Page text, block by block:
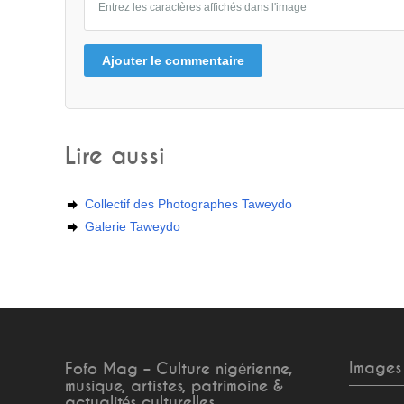
Entrez les caractères affichés dans l'image
Ajouter le commentaire
Lire aussi
Collectif des Photographes Taweydo
Galerie Taweydo
Fofo Mag – Culture nigérienne,
musique, artistes, patrimoine &